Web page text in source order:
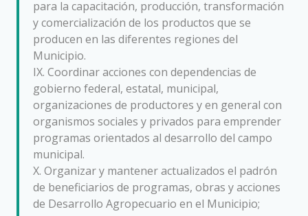
para la capacitación, producción, transformación
y comercialización de los productos que se
producen en las diferentes regiones del
Municipio.
IX. Coordinar acciones con dependencias de
gobierno federal, estatal, municipal,
organizaciones de productores y en general con
organismos sociales y privados para emprender
programas orientados al desarrollo del campo
municipal.
X. Organizar y mantener actualizados el padrón
de beneficiarios de programas, obras y acciones
de Desarrollo Agropecuario en el Municipio;